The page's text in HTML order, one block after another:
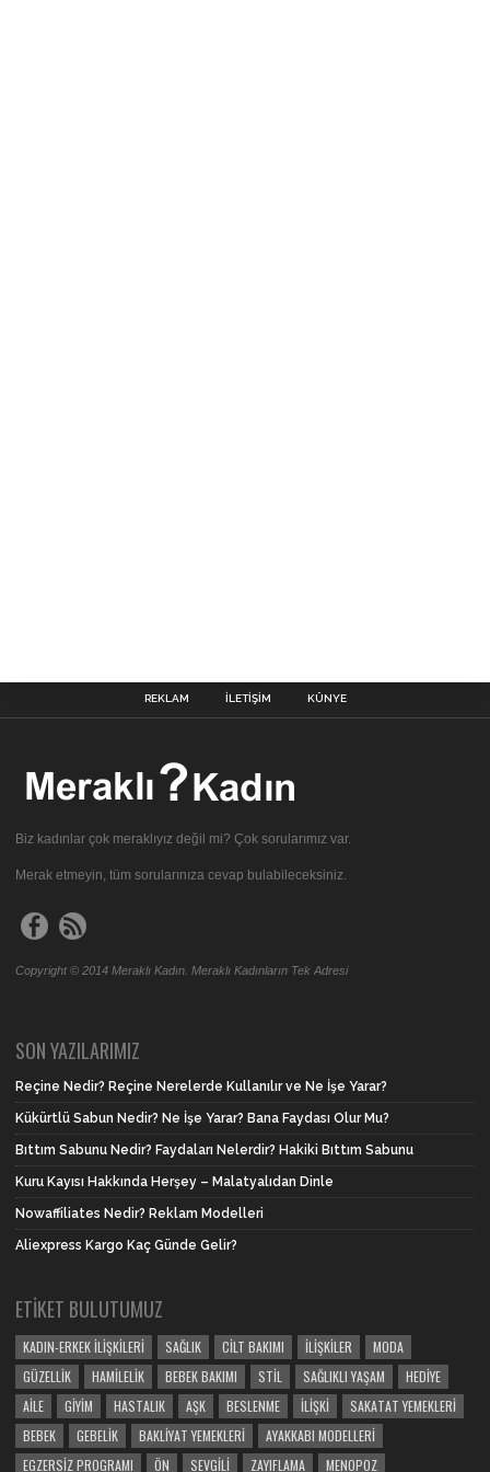
REKLAM İLETIŞIM KÜNYE
Biz kadınlar çok meraklıyız değil mi? Çok sorularımız var.
Merak etmeyin, tüm sorularınıza cevap bulabileceksiniz.
Copyright © 2014 Meraklı Kadın. Meraklı Kadınların Tek Adresi
SON YAZILARIMIZ
Reçine Nedir? Reçine Nerelerde Kullanılır ve Ne İşe Yarar?
Kükürtlü Sabun Nedir? Ne İşe Yarar? Bana Faydası Olur Mu?
Bıttım Sabunu Nedir? Faydaları Nelerdir? Hakiki Bıttım Sabunu
Kuru Kayısı Hakkında Herşey – Malatyalıdan Dinle
Nowaffiliates Nedir? Reklam Modelleri
Aliexpress Kargo Kaç Günde Gelir?
ETIKET BULUTUMUZ
KADIN-ERKEK İLIŞKILERI SAĞLIK CILT BAKIMI İLIŞKILER
MODA
GÜZELLIK
HAMILELIK BEBEK BAKIMI STIL SAĞLIKLI YAŞAM
HEDIYE
AILE
GIYIM HASTALIK AŞK BESLENME İLIŞKI
SAKATAT YEMEKLERI
BEBEK
GEBELIK BAKLIYAT YEMEKLERI
AYAKKABI MODELLERI
EGZERSIZ PROGRAMI
ÖN SEVGILI ZAYIFLAMA MENOPOZ